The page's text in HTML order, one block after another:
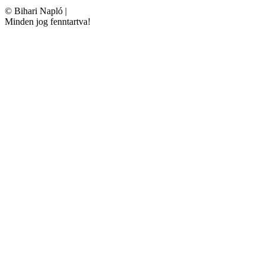
© Bihari Napló |
Minden jog fenntartva!